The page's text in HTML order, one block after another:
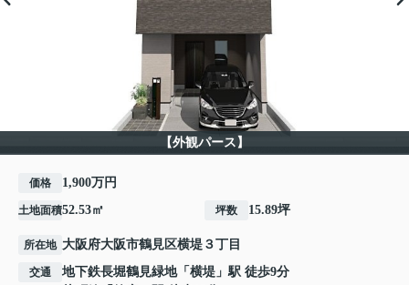
【外観パース】
価格 1,900万円
土地面積52.53㎡ 坪数 15.89坪
所在地 大阪府大阪市鶴見区横堤 ３丁目
交通 地下鉄長堀鶴見緑地「 横堤 」駅 徒歩9分